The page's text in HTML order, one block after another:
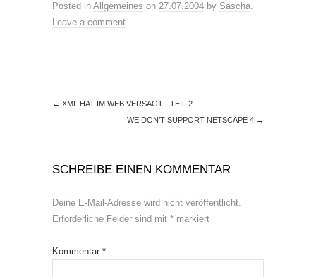
Posted in Allgemeines on 27.07.2004 by Sascha.
Leave a comment
← XML HAT IM WEB VERSAGT - TEIL 2
WE DON’T SUPPORT NETSCAPE 4 →
SCHREIBE EINEN KOMMENTAR
Deine E-Mail-Adresse wird nicht veröffentlicht.
Erforderliche Felder sind mit * markiert
Kommentar *